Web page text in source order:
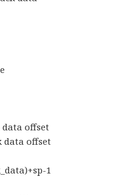
offset
offset
1